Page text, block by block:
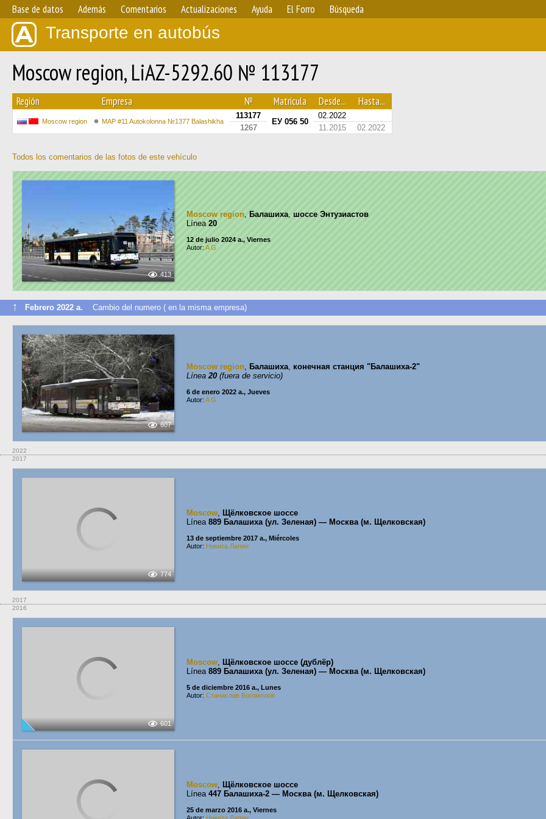
Base de datos Además Comentarios Actualizaciones Ayuda El Forro Búsqueda
Transporte en autobús
Moscow region, LiAZ-5292.60 № 113177
Región Empresa № Matrícula Desde... Hasta...
Moscow region MAP #11 Autokolonna №1377 Balashikha
113177
ЕУ 056 50
02.2022
1267
11.2015 02.2022
Todos los comentarios de las fotos de este vehículo
413
Moscow region, Балашиха, шоссе Энтузиастов
Línea 20
12 de julio 2024 a., Viernes
Autor: A G
↑ Febrero 2022 a. Cambio del numero ( en la misma empresa)
607
Moscow region, Балашиха, конечная станция "Балашиха-2"
Línea20 (fuera de servicio)
6 de enero 2022 a., Jueves
Autor: A G
2022
2017
774
Moscow, Щёлковское шоссе
Línea 889 Балашиха (ул. Зеленая) — Москва (м. Щелковская)
13 de septiembre 2017 a., Miércoles
Autor: Никита Лапин
2017
2016
601
Moscow, Щёлковское шоссе (дублёр)
Línea 889 Балашиха (ул. Зеленая) — Москва (м. Щелковская)
5 de diciembre 2016 a., Lunes
Autor: Станислав Богомолов
Moscow, Щёлковское шоссе
Línea 447 Балашиха-2 — Москва (м. Щелковская)
25 de marzo 2016 a., Viernes